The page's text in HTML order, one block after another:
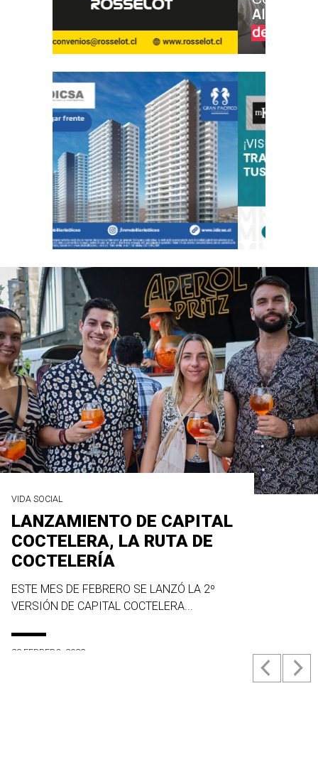
VIDA SOCIAL
LANZAMIENTO DE CAPITAL
COCTELERA, LA RUTA DE
COCTELERÍA
ESTE MES DE FEBRERO SE LANZÓ LA 2º
VERSIÓN DE CAPITAL COCTELERA...
23 FEBRERO, 2022